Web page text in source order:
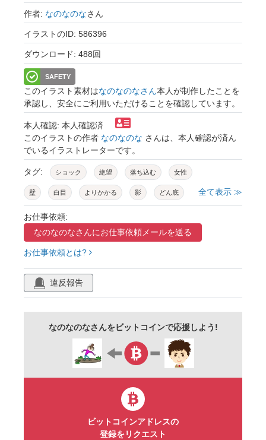
作者: なのなのなさん
イラストのID: 586396
ダウンロード: 488回
SAFETY
このイラスト素材はなのなのなさん本人が制作したことを
承認し、安全にご利用いただけることを確認しています。
本人確認: 本人確認済
このイラストの作者 なのなのな さんは、本人確認が済ん
でいるイラストレーターです。
タグ: ショック 絶望 落ち込む 女性
壁 白目 よりかかる 影 どん底
よだれ
１人 女 暗い ネガティブ 悩み
無理 鬱 精神崩壊
過労 限界 極限状態
寝不足 眠い
詰んだ 挫折 滅入る 塞ぎ込む
萎える ガッカリ
ションボリ がっかり
全て表示 ≫
お仕事依頼:
なのなのなさんにお仕事依頼メールを送る
お仕事依頼とは?
違反報告
なのなのなさんをビットコインで応援しよう!
ビットコインアドレスの
登録をリクエスト